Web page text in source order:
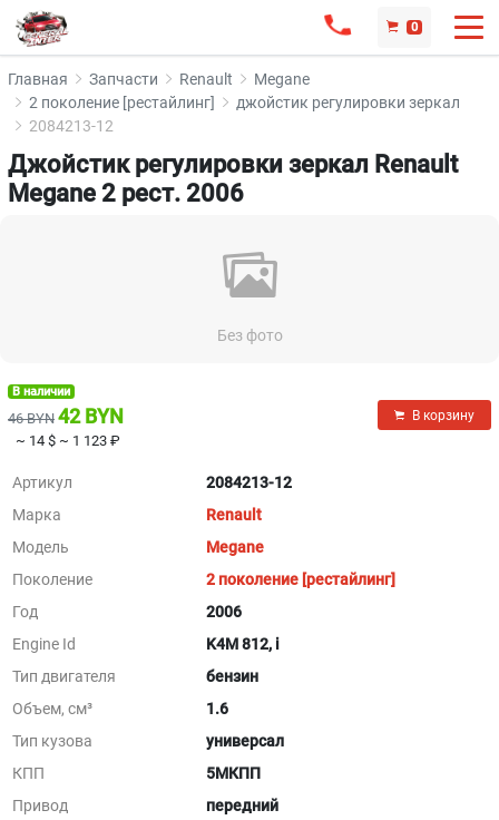
0
Главная Запчасти Renault
Megane
2 поколение [рестайлинг]
джойстик регулировки зеркал
2084213-12
Джойстик регулировки зеркал Renault
Megane 2 рест. 2006
Без фото
В наличии
46 BYN 42 BYN
~ 14 $ ~ 1 123 ₽
В корзину
Артикул
2084213-12
Марка
Renault
Модель
Megane
Поколение
2 поколение [рестайлинг]
Год
2006
Engine Id
K4M 812, i
Тип двигателя
бензин
Объем, см³
1.6
Тип кузова
универсал
КПП
5МКПП
Привод
передний